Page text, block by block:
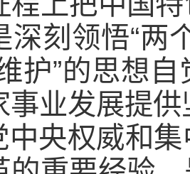
深刻领悟“两
护”的思想
事业发展提
中央权威和